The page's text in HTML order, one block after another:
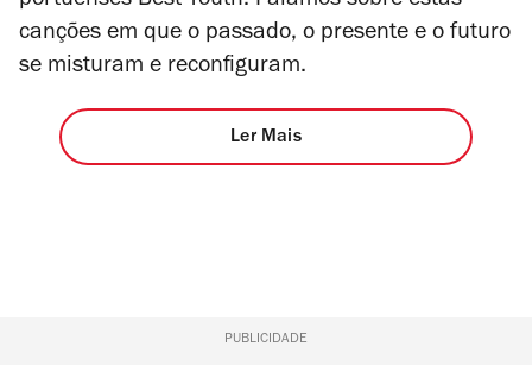
canções em que o passado, o presente e o futuro
se misturam e reconfiguram.
Ler Mais
PUBLICIDADE